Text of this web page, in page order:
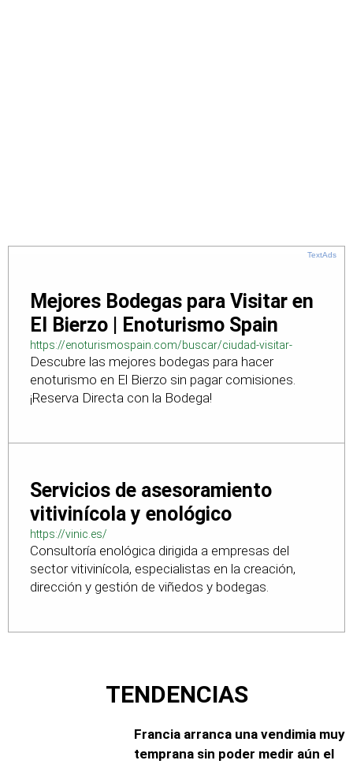
TextAds
Mejores Bodegas para Visitar en
El Bierzo | Enoturismo Spain
https://enoturismospain.com/buscar/ciudad-visitar-
bodegas-en-leon
Descubre las mejores bodegas para hacer
enoturismo en El Bierzo sin pagar comisiones.
¡Reserva Directa con la Bodega!
Servicios de asesoramiento
vitivinícola y enológico
https://vinic.es/
Consultoría enológica dirigida a empresas del
sector vitivinícola, especialistas en la creación,
dirección y gestión de viñedos y bodegas.
TENDENCIAS
Francia arranca una vendimia muy
temprana sin poder medir aún el